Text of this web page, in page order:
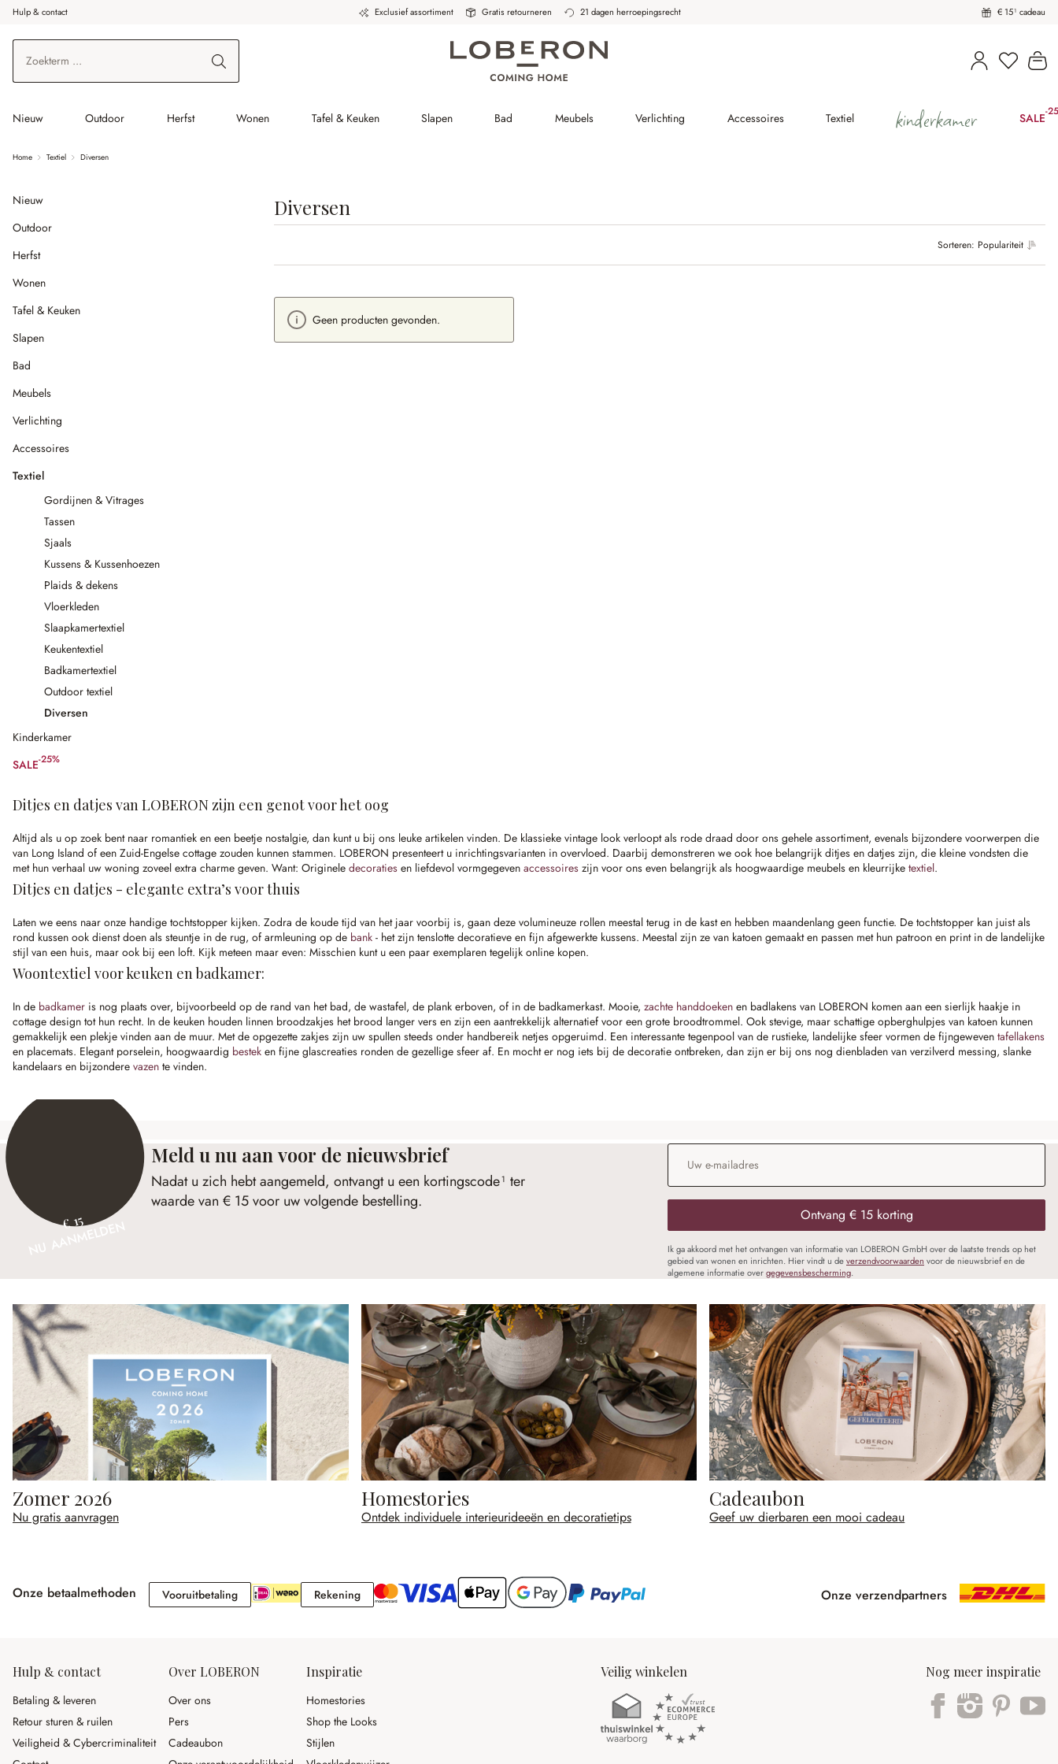
de hoofdinhoud
Ga naar zoeken
Ga naar de hoofdnavigatie
Hulp & contact Exclusief assortiment Gratis retourneren 21 dagen herroepingsrecht € 15¹ cadeau
Nieuw Outdoor Herfst Wonen Tafel & Keuken Slapen Bad Meubels Verlichting Accessoires Textiel kinderkamer SALE-
Home Textiel Diversen
Nieuw
Outdoor
Herfst
Wonen
Tafel & Keuken
Slapen
Bad
Meubels
Verlichting
Accessoires
Textiel
Gordijnen & Vitrages
Tassen
Sjaals
Kussens & Kussenhoezen
Plaids & dekens
Vloerkleden
Slaapkamertextiel
Keukentextiel
Badkamertextiel
Outdoor textiel
Diversen
Kinderkamer
SALE-25%
(25% gespart)
Diversen
Sorteren: Populariteit
Geen producten gevonden.
Ditjes en datjes van LOBERON zijn een genot voor het oog
Altijd als u op zoek bent naar romantiek en een beetje nostalgie, dan kunt u bij ons leuke artikelen vinden. De klassieke vintage look verloopt als rode draad door ons gehele assortiment, evenals bijzondere voorwerpen die
van Long Island of een Zuid-Engelse cottage zouden kunnen stammen. LOBERON presenteert u inrichtingsvarianten in overvloed. Daarbij demonstreren we ook hoe belangrijk ditjes en datjes zijn, die kleine vondsten die
met hun verhaal uw woning zoveel extra charme geven. Want: Originele decoraties en liefdevol vormgegeven accessoires zijn voor ons even belangrijk als hoogwaardige meubels en kleurrijke textiel.
Ditjes en datjes - elegante extra’s voor thuis
Laten we eens naar onze handige tochtstopper kijken. Zodra de koude tijd van het jaar voorbij is, gaan deze volumineuze rollen meestal terug in de kast en hebben maandenlang geen functie. De tochtstopper kan juist als
rond kussen ook dienst doen als steuntje in de rug, of armleuning op de bank - het zijn tenslotte decoratieve en fijn afgewerkte kussens. Meestal zijn ze van katoen gemaakt en passen met hun patroon en print in de landelijke
stijl van een huis, maar ook bij een loft. Kijk meteen maar even: Misschien kunt u een paar exemplaren tegelijk online kopen.
Woontextiel voor keuken en badkamer:
In de badkamer is nog plaats over, bijvoorbeeld op de rand van het bad, de wastafel, de plank erboven, of in de badkamerkast. Mooie, zachte handdoeken en badlakens van LOBERON komen aan een sierlijk haakje in
cottage design tot hun recht. In de keuken houden linnen broodzakjes het brood langer vers en zijn een aantrekkelijk alternatief voor een grote broodtrommel. Ook stevige, maar schattige opberghulpjes van katoen kunnen
gemakkelijk een plekje vinden aan de muur. Met de opgezette zakjes zijn uw spullen steeds onder handbereik netjes opgeruimd. Een interessante tegenpool van de rustieke, landelijke sfeer vormen de fijngeweven tafellakens
en placemats. Elegant porselein, hoogwaardig bestek en fijne glascreaties ronden de gezellige sfeer af. En mocht er nog iets bij de decoratie ontbreken, dan zijn er bij ons nog dienbladen van verzilverd messing, slanke
kandelaars en bijzondere vazen te vinden.
€ 15
NU AANMELDEN
Meld u nu aan voor de nieuwsbrief
Nadat u zich hebt aangemeld, ontvangt u een kortingscode¹ ter
waarde van € 15 voor uw volgende bestelling.
E-mailadres
Ontvang € 15 korting
Ik ga akkoord met het ontvangen van informatie van LOBERON GmbH over de laatste trends op het
gebied van wonen en inrichten. Hier vindt u deverzendvoorwaarden voor de nieuwsbrief en de
algemene informatie overgegevensbescherming.
Zomer 2026
Nu gratis aanvragen
Homestories
Ontdek individuele interieurideeën en decoratietips
Cadeaubon
Geef uw dierbaren een mooi cadeau
Onze betaalmethoden VooruitbetalingVooruitbetaling RekeningRekening Onze verzendpartners
Hulp & contact
Betaling & leveren
Retour sturen & ruilen
Veiligheid & Cybercriminaliteit
Over LOBERON
Over ons
Pers
Cadeaubon
Inspiratie
Homestories
Shop the Looks
Stijlen
Veilig winkelen Nog meer inspiratie